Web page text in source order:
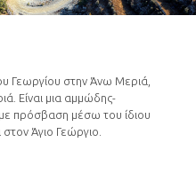
Γεωργίου στην Άνω Μεριά,
Είναι μια αμμώδης-
πρόσβαση μέσω του ίδιου
Άγιο Γεώργιο.